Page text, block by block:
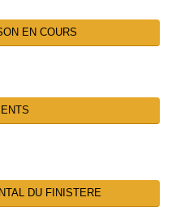
EN COURS
DU FINISTERE